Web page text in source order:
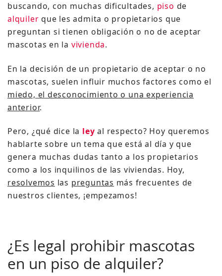
buscando, con muchas dificultades, piso de
alquiler que les admita o propietarios que
preguntan si tienen obligación o no de aceptar
mascotas en la vivienda.
En la decisión de un propietario de aceptar o no
mascotas, suelen influir muchos factores como el
miedo, el desconocimiento o una experiencia
anterior.
Pero, ¿qué dice la ley al respecto? Hoy queremos
hablarte sobre un tema que está al día y que
genera muchas dudas tanto a los propietarios
como a los inquilinos de las viviendas. Hoy,
resolvemos las preguntas más frecuentes de
nuestros clientes, ¡empezamos!
¿Es legal prohibir mascotas
en un piso de alquiler?